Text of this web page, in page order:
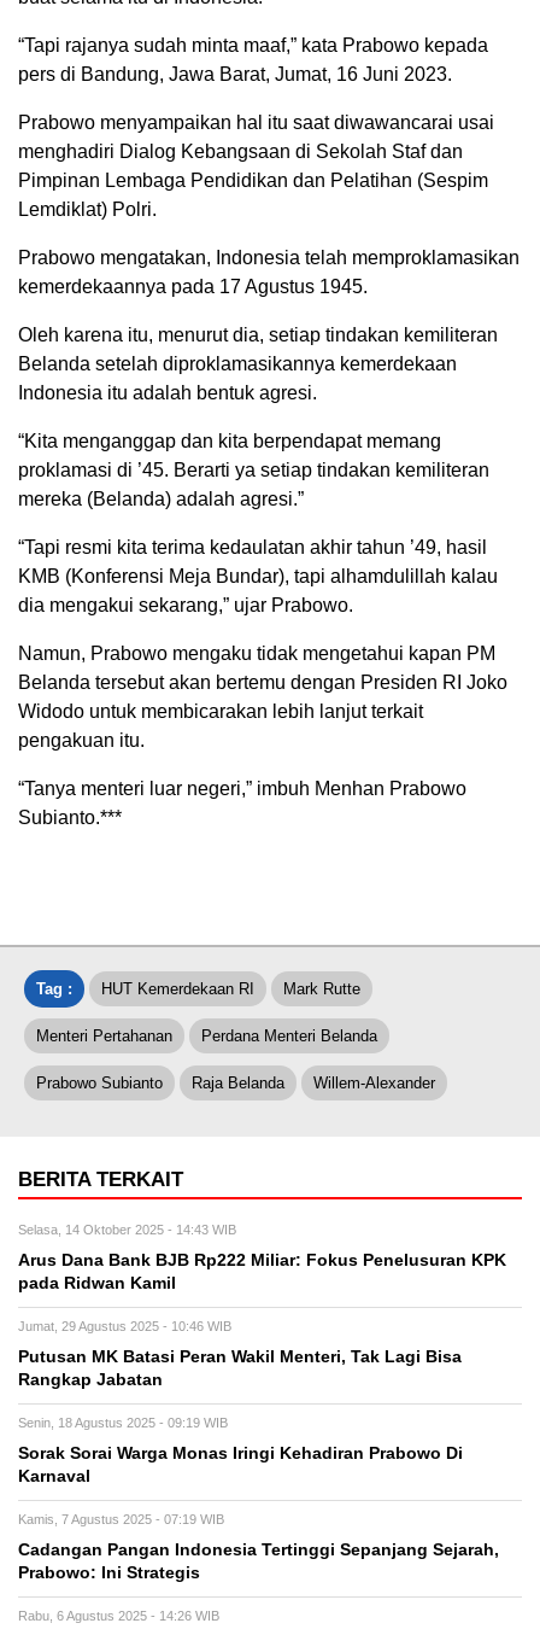
“Tapi rajanya sudah minta maaf,” kata Prabowo kepada
pers di Bandung, Jawa Barat, Jumat, 16 Juni 2023.
Prabowo menyampaikan hal itu saat diwawancarai usai
menghadiri Dialog Kebangsaan di Sekolah Staf dan
Pimpinan Lembaga Pendidikan dan Pelatihan (Sespim
Lemdiklat) Polri.
Prabowo mengatakan, Indonesia telah memproklamasikan
kemerdekaannya pada 17 Agustus 1945.
Oleh karena itu, menurut dia, setiap tindakan kemiliteran
Belanda setelah diproklamasikannya kemerdekaan
Indonesia itu adalah bentuk agresi.
“Kita menganggap dan kita berpendapat memang
proklamasi di ’45. Berarti ya setiap tindakan kemiliteran
mereka (Belanda) adalah agresi.”
“Tapi resmi kita terima kedaulatan akhir tahun ’49, hasil
KMB (Konferensi Meja Bundar), tapi alhamdulillah kalau
dia mengakui sekarang,” ujar Prabowo.
Namun, Prabowo mengaku tidak mengetahui kapan PM
Belanda tersebut akan bertemu dengan Presiden RI Joko
Widodo untuk membicarakan lebih lanjut terkait
pengakuan itu.
“Tanya menteri luar negeri,” imbuh Menhan Prabowo
Subianto.***
Tag : HUT Kemerdekaan RI Mark Rutte
Menteri Pertahanan Perdana Menteri Belanda
Prabowo Subianto Raja Belanda Willem-Alexander
BERITA TERKAIT
Selasa, 14 Oktober 2025 - 14:43 WIB
Arus Dana Bank BJB Rp222 Miliar: Fokus Penelusuran KPK
pada Ridwan Kamil
Jumat, 29 Agustus 2025 - 10:46 WIB
Putusan MK Batasi Peran Wakil Menteri, Tak Lagi Bisa
Rangkap Jabatan
Senin, 18 Agustus 2025 - 09:19 WIB
Sorak Sorai Warga Monas Iringi Kehadiran Prabowo Di
Karnaval
Kamis, 7 Agustus 2025 - 07:19 WIB
Cadangan Pangan Indonesia Tertinggi Sepanjang Sejarah,
Prabowo: Ini Strategis
Rabu, 6 Agustus 2025 - 14:26 WIB